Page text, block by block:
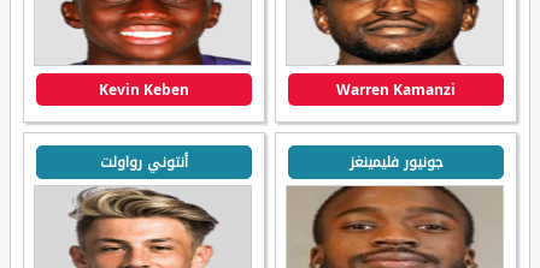
Warren Kamanzi
Kevin Keben
جونيور فليمينغز أنتوني رواولت